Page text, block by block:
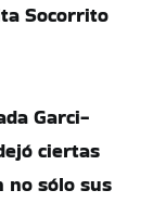
Socorrito
Garci-
ciertas
no sólo sus